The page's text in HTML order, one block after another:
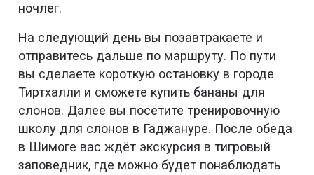
ночлег.
На следующий день вы позавтракаете и
отправитесь дальше по маршруту. По пути
вы сделаете короткую остановку в городе
Тиртхалли и сможете купить бананы для
слонов. Далее вы посетите тренировочную
школу для слонов в Гаджануре. После обеда
в Шимоге вас ждёт экскурсия в тигровый
заповедник, где можно будет понаблюдать